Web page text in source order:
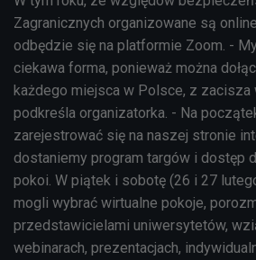
Zagranicznych organizowane są
odbędzie się na platformie Zoom. -
ciekawa forma, ponieważ można
każdego miejsca w Polsce, z zacisza
podkreśla organizatorka. - Na
zarejestrować się na naszej stronie
dostaniemy program targów i dostęp
pokoi. W piątek i sobotę (26 i 27
mogli wybrać wirtualne pokoje,
przedstawicielami uniwersytetów,
webinarach, prezentacjach,